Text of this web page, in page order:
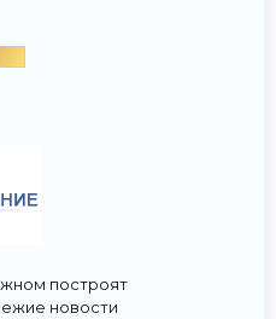
построят
новости